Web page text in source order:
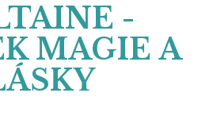
-
MAGIE A